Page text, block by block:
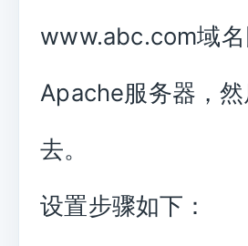
www.abc.com域
Apache服务器，
去。
设置步骤如下：